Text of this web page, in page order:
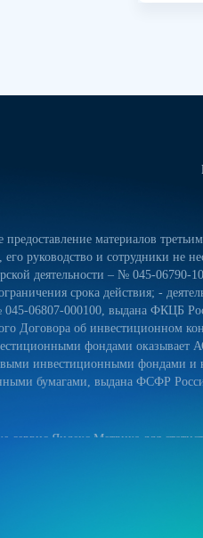
материалов
руководство и сотрудники не
деятельности – № 045-
срока действия; -
06807-000100, выдана ФКЦБ
Договора об инвестиционном
фондами
инвестиционными фондами и
бумагами, выдана ФСФР
Яндекс.Метрика для
сайта более удобным.